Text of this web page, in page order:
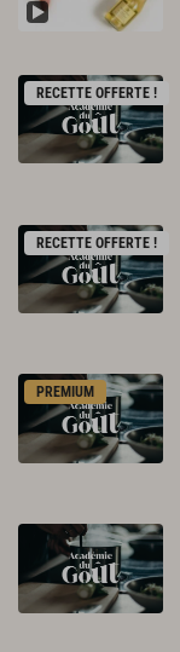
RECETTE OFFERTE !
RECETTE OFFERTE !
PREMIUM